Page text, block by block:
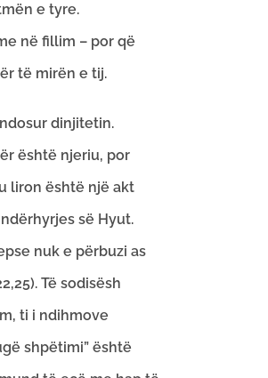
e tyre.
në fillim – por që
të mirën e tij.
dinjitetin.
është njeriu, por
liron është një akt
së Hyut.
nuk e përbuzi as
Të sodisësh
ti i ndihmove
shpëtimi” është